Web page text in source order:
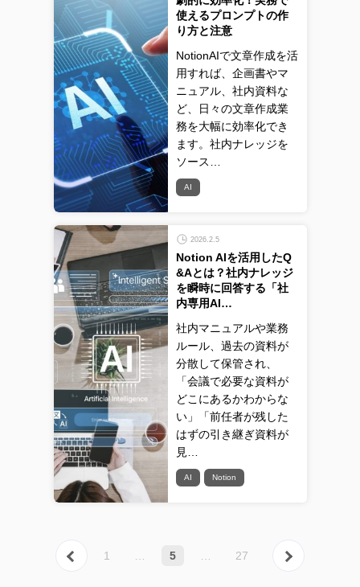
使えるプロンプトの作
り方と注意
NotionAIで文章作成を活
用すれば、企画書やマ
ニュアル、社内資料な
ど、日々の文章作成業
務を大幅に効率化でき
ます。社内ナレッジを
ソース…
AI
2026.2.5
Notion AIを活用したQ
&Aとは？社内ナレッジ
を瞬時に回答する「社
内専用AI…
社内マニュアルや業務
ルール、過去の資料が
分散して保管され、
「会議で必要な資料が
どこにあるかわからな
い」「前任者が残した
はずの引き継ぎ資料が
見…
AI Notion
1 5 27